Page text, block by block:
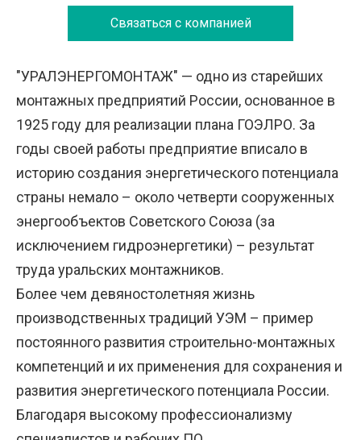
Связаться с компанией
"УРАЛЭНЕРГОМОНТАЖ" — одно из старейших
монтажных предприятий России, основанное в
1925 году для реализации плана ГОЭЛРО. За
годы своей работы предприятие вписало в
историю создания энергетического потенциала
страны немало – около четверти сооруженных
энергообъектов Советского Союза (за
исключением гидроэнергетики) – результат
труда уральских монтажников.
Более чем девяностолетняя жизнь
производственных традиций УЭМ – пример
постоянного развития строительно-монтажных
компетенций и их применения для сохранения и
развития энергетического потенциала России.
Благодаря высокому профессионализму